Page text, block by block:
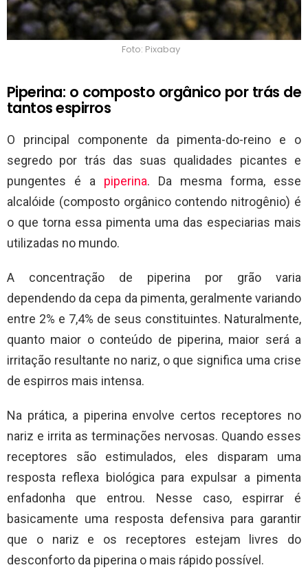
Foto: Pixabay
Piperina: o composto orgânico por trás de
tantos espirros
O principal componente da pimenta-do-reino e o
segredo por trás das suas qualidades picantes e
pungentes é a piperina. Da mesma forma, esse
alcalóide (composto orgânico contendo nitrogênio) é
o que torna essa pimenta uma das especiarias mais
utilizadas no mundo.
A concentração de piperina por grão varia
dependendo da cepa da pimenta, geralmente variando
entre 2% e 7,4% de seus constituintes. Naturalmente,
quanto maior o conteúdo de piperina, maior será a
irritação resultante no nariz, o que significa uma crise
de espirros mais intensa.
Na prática, a piperina envolve certos receptores no
nariz e irrita as terminações nervosas. Quando esses
receptores são estimulados, eles disparam uma
resposta reflexa biológica para expulsar a pimenta
enfadonha que entrou. Nesse caso, espirrar é
basicamente uma resposta defensiva para garantir
que o nariz e os receptores estejam livres do
desconforto da piperina o mais rápido possível.